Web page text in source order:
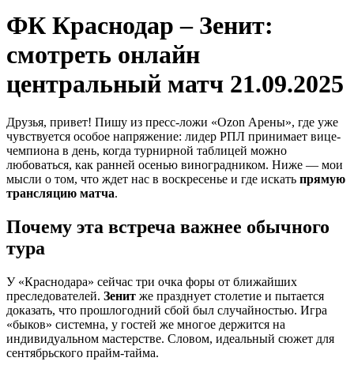
ФК Краснодар – Зенит:
смотреть онлайн
центральный матч 21.09.2025
Друзья, привет! Пишу из пресс-ложи «Ozon Арены», где уже
чувствуется особое напряжение: лидер РПЛ принимает вице-
чемпиона в день, когда турнирной таблицей можно
любоваться, как ранней осенью виноградником. Ниже — мои
мысли о том, что ждет нас в воскресенье и где искать прямую
трансляцию матча.
Почему эта встреча важнее обычного
тура
У «Краснодара» сейчас три очка форы от ближайших
преследователей. Зенит же празднует столетие и пытается
доказать, что прошлогодний сбой был случайностью. Игра
«быков» системна, у гостей же многое держится на
индивидуальном мастерстве. Словом, идеальный сюжет для
сентябрьского прайм-тайма.